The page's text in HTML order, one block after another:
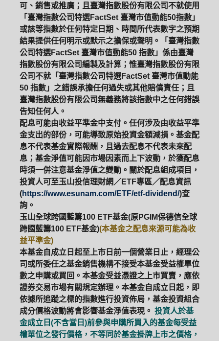
可、銷售或推廣；且臺灣指數股份有限公司不就使用
「臺灣指數公司特選FactSet 臺灣市值動能50指數」
或該等指數於任何特定日期、時間所代表數字之預期
結果提供任何明示或默示之擔保或聲明。「臺灣指數
公司特選FactSet 臺灣市值動能50 指數」係由臺灣
指數股份有限公司編製及計算；惟臺灣指數股份有限
公司不就「臺灣指數公司特選FactSet 臺灣市值動能
50 指數」之錯誤承擔任何過失或其他賠償責任；且
臺灣指數股份有限公司無義務將該指數中之任何錯誤
告知任何人。
配息可能由收益平準金中支付。任何涉及由收益平準
金支出的部份，可能導致原始投資金額減損。基金配
息不代表基金實際報酬，且過去配息不代表未來配
息；基金淨值可能因市場因素而上下波動，於獲配息
時須一併注意基金淨值之變動。關於配息組成項目，
投資人可至玉山投信理財網／ETF專區／配息資訊
(https://www.esunam.com/ETF/etf-dividend/)查
詢。
玉山全球跨國藍籌100 ETF基金(原PGIM保德信全球
跨國藍籌100 ETF基金)(本基金之配息來源可能為收
益平準金)
本基金自成立日起至上市日前一個營業日止，經理公
司或所委任之基金銷售機構不接受本基金受益權單位
數之申購或買回。本基金受益憑證之上市買賣，應依
證券交易市場有關規定辦理。本基金自成立日起，即
依據所追蹤之標的指數進行投資佈局，基金投資組合
成分價格波動將會影響基金淨值表現。 投資人於基
金成立日(不含當日)前參與申購所買入的基金每受益
權單位之發行價格，不等同於基金掛牌上市之價格，